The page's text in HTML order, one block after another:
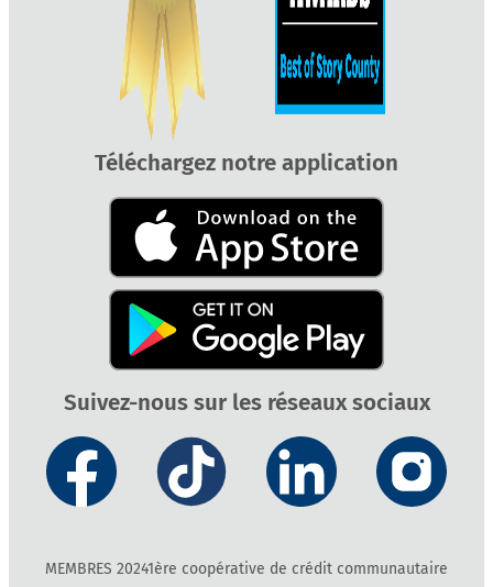
Téléchargez notre application
Suivez-nous sur les réseaux sociaux
MEMBRES 20241ère coopérative de crédit communautaire